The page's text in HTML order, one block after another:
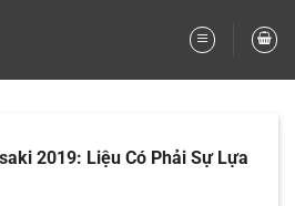
2019: Liệu Có Phải Sự Lựa